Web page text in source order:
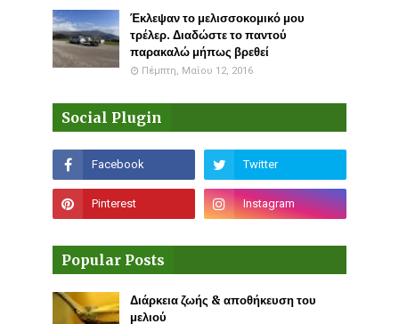
Έκλεψαν το μελισσοκομικό μου
τρέλερ. Διαδώστε το παντού
παρακαλώ μήπως βρεθεί
Πέμπτη, Μαΐου 12, 2016
Social Plugin
Popular Posts
Διάρκεια ζωής & αποθήκευση του
μελιού